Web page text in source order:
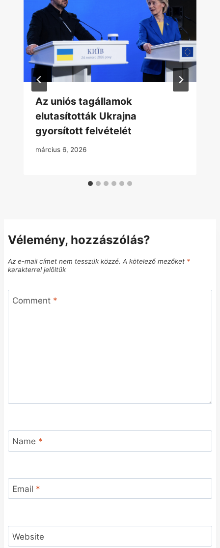
Az uniós tagállamok
elutasították Ukrajna
gyorsított felvételét
március 6, 2026
Vélemény, hozzászólás?
Az e-mail címet nem tesszük közzé. A kötelező mezőket *
karakterrel jelöltük
Comment *
Name *
Email *
Website